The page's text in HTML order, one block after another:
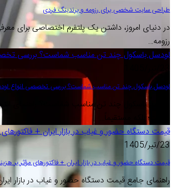
طراحی سایت شخصی برای رزومه و برندینگ فردی
در دنیای امروز، داشتن یک پلتفرم اختصاصی
رزومه…
لودسل باسکول چند تن مناسب شماست؟ بررسی
لودسل باسکول چند تن مناسب شماست؟ بررسی تخصصی انواع
لودسل باسکول چند تن مناسب شماست؟ راهنمای
نیست؛ بلکه مستقیماً…
قیمت دستگاه حضور و غیاب در بازار ایران + فاکتورهای
23/تیر/1405
قیمت دستگاه حضور و غیاب در بازار ایران + فاکتورهای مؤثر بر
راهنمای جامع قیمت دستگاه حضور و غیاب در بازار